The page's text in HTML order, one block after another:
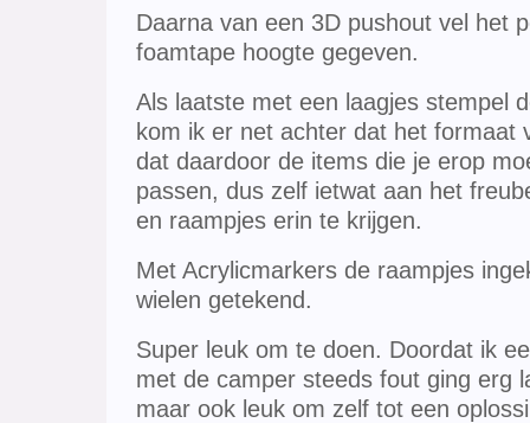
Daarna van een 3D pushout vel het
foamtape hoogte gegeven.
Als laatste met een laagjes stempel
kom ik er net achter dat het formaat
dat daardoor de items die je erop
passen, dus zelf ietwat aan het
en raampjes erin te krijgen.
Met Acrylicmarkers de raampjes
wielen getekend.
Super leuk om te doen. Doordat ik
met de camper steeds fout ging erg
maar ook leuk om zelf tot een